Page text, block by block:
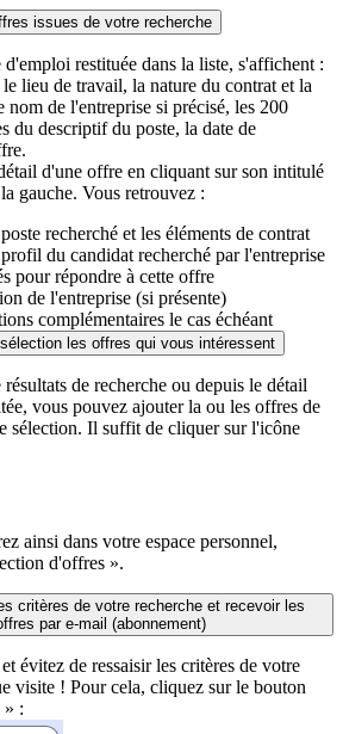
issues de votre recherche
restituée dans la liste, s'affichent :
lieu de travail, la nature du contrat et la
nom de l'entreprise si précisé, les 200
du descriptif du poste, la date de
d'une offre en cliquant sur son intitulé
gauche. Vous retrouvez :
recherché et les éléments de contrat
du candidat recherché par l'entreprise
pour répondre à cette offre
de l'entreprise (si présente)
complémentaires le cas échéant
les offres qui vous intéressent
de recherche ou depuis le détail
vous pouvez ajouter la ou les offres de
sélection. Il suffit de cliquer sur l'icône
ainsi dans votre espace personnel,
d'offres ».
critères de votre recherche et recevoir les
par e-mail (abonnement)
évitez de ressaisir les critères de votre
visite ! Pour cela, cliquez sur le bouton
» :